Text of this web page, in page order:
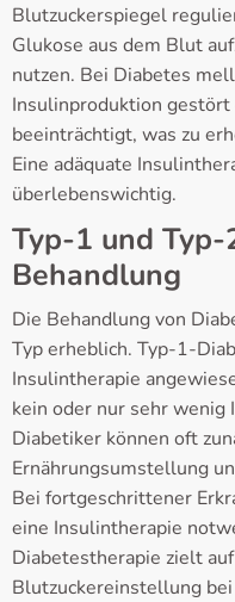
Blutzuckerspiegel
Glukose aus dem Blut
nutzen. Bei Diabetes
Insulinproduktion
beeinträchtigt, was zu
Eine adäquate
überlebenswichtig.
Typ-1 und
Behandlung
Die Behandlung von
Typ erheblich. Typ-1-
Insulintherapie
kein oder nur sehr
Diabetiker können oft
Ernährungsumstellung
Bei fortgeschrittener
eine Insulintherapie
Diabetestherapie zielt
Blutzuckereinstellung